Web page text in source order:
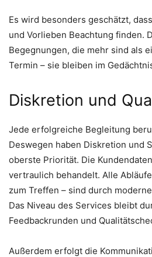
Es wird besonders geschätzt,
und Vorlieben Beachtung finden.
Begegnungen, die mehr sind als
Termin – sie bleiben im
Diskretion und
Jede erfolgreiche Begleitung
Deswegen haben Diskretion und
oberste Priorität. Die
vertraulich behandelt. Alle
zum Treffen – sind durch
Das Niveau des Services bleibt
Feedbackrunden und
Außerdem erfolgt die